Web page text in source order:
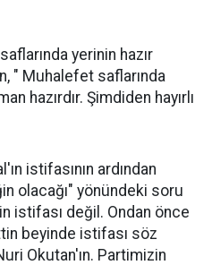
yerinin hazır
" Muhalefet saflarında
hazırdır. Şimdiden hayırlı
istifasının ardından
olacağı" yönündeki soru
istifası değil. Ondan önce
beyinde istifası söz
Okutan'ın. Partimizin